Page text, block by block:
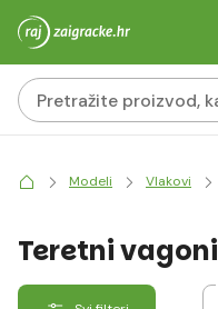
Modeli Vlakovi
Teretni vagoni